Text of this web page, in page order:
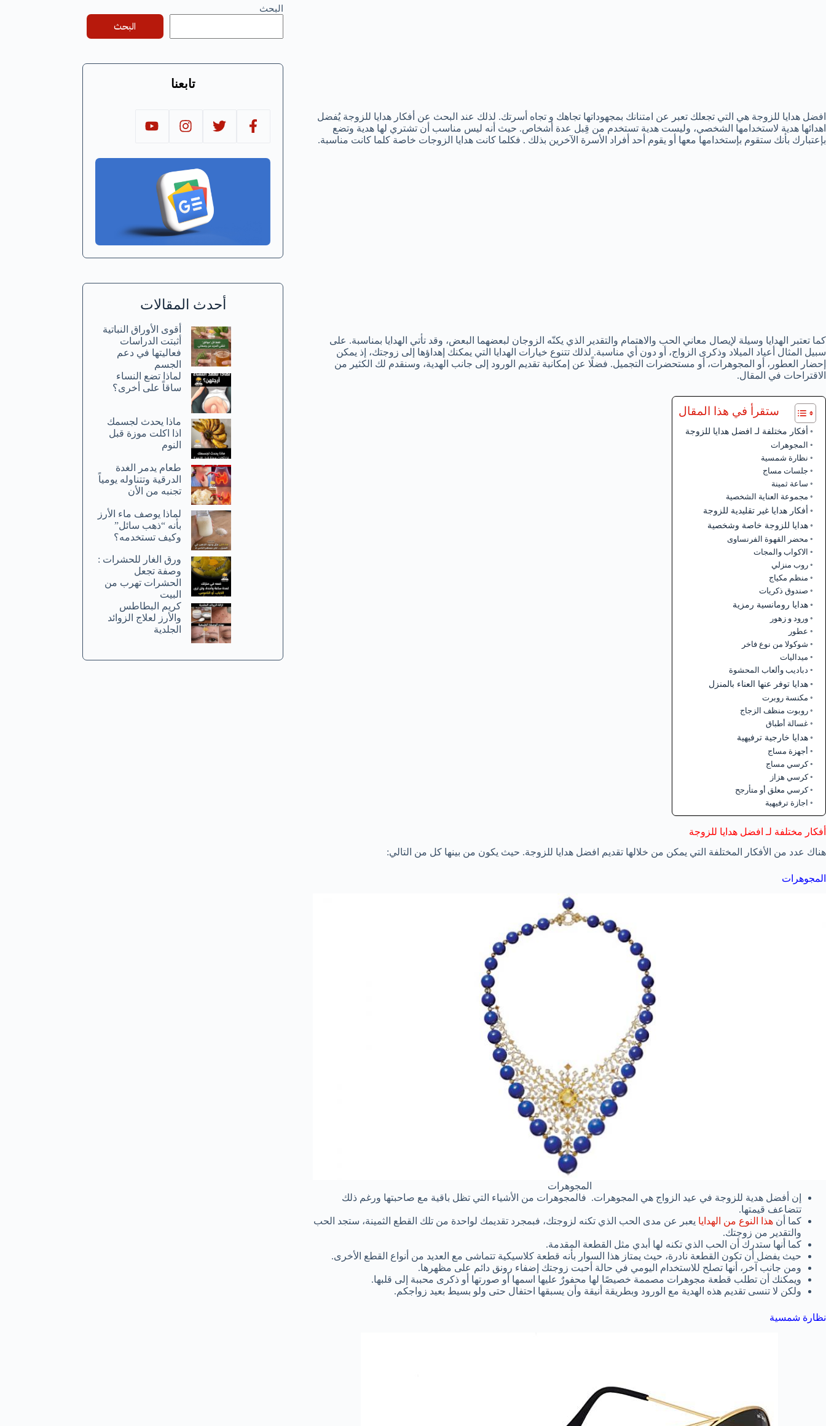
افضل هدايا للزوجة هي التي تجعلك تعبر عن امتنانك بمجهوداتها تجاهك و تجاه أسرتك. لذلك عند البحث عن أفكار هدايا للزوجة يُفضل
اهدائها هدية لاستخدامها الشخصي، وليست هدية تستخدم من قِبل عدة أشخاص. حيث أنه ليس مناسب أن تشتري لها هدية وتضع
بإعتبارك بأنك ستقوم بإستخدامها معها أو يقوم أحد أفراد الأسرة الآخرين بذلك . فكلما كانت هدايا الزوجات خاصة كلما كانت مناسبة.
كما تعتبر الهدايا وسيلة لإيصال معاني الحب والاهتمام والتقدير الذي يكنّه الزوجان لبعضهما البعض، وقد تأتي الهدايا بمناسبة. على
سبيل المثال أعياد الميلاد وذكرى الزواج، أو دون أي مناسبة. لذلك تتنوع خيارات الهدايا التي يمكنك إهداؤها إلى زوجتك، إذ يمكن
إحضار العطور، أو المجوهرات، أو مستحضرات التجميل. فضلًا عن إمكانية تقديم الورود إلى جانب الهدية، وسنقدم لك الكثير من
الاقتراحات في المقال.
ستقرأ في هذا المقال
أفكار مختلفة لـ افضل هدايا للزوجة
المجوهرات
نظارة شمسية
جلسات مساج
ساعة ثمينة
مجموعة العناية الشخصية
أفكار هدايا غير تقليدية للزوجة
هدايا للزوجة خاصة وشخصية
محضر القهوة الفرنساوى
الاكواب والمجات
روب منزلي
منظم مكياج
صندوق ذكريات
هدايا رومانسية رمزية
ورود و زهور
عطور
شوكولا من نوع فاخر
ميداليات
دباديب وألعاب المحشوة
هدايا توفر عنها العناء بالمنزل
مكنسة روبرت
روبوت منظف الزجاج
غسالة أطباق
هدايا خارجية ترفيهية
أجهزة مساج
كرسي مساج
كرسي هزاز
كرسي معلق أو متأرجح
اجازة ترفيهية
أفكار مختلفة لـ افضل هدايا للزوجة
هناك عدد من الأفكار المختلفة التي يمكن من خلالها تقديم افضل هدايا للزوجة. حيث يكون من بينها كل من التالي:
المجوهرات
المجوهرات
إن أفضل هدية للزوجة في عيد الزواج هي المجوهرات. فالمجوهرات من الأشياء التي تظل باقية مع صاحبتها ورغم ذلك
تتضاعف قيمتها.
كما أن هذا النوع من الهدايا يعبر عن مدى الحب الذي تكنه لزوجتك، فبمجرد تقديمك لواحدة من تلك القطع الثمينة، ستجد الحب
والتقدير من زوجتك.
كما أنها ستدرك أن الحب الذي تكنه لها أبدي مثل القطعة المقدمة.
حيث يفضل أن تكون القطعة نادرة، حيث يمتاز هذا السوار بأنه قطعة كلاسيكية تتماشى مع العديد من أنواع القطع الأخرى.
ومن جانب آخر، أنها تصلح للاستخدام اليومي في حالة أحبت زوجتك إضفاء رونق دائم على مظهرها.
ويمكنك أن تطلب قطعة مجوهرات مصممة خصيصًا لها محفورٌ عليها اسمها أو صورتها أو ذكرى محببة إلى قلبها.
ولكن لا تنسى تقديم هذه الهدية مع الورود وبطريقة أنيقة وأن يسبقها احتفال حتى ولو بسيط بعيد زواجكم.
نظارة شمسية
البحث
البحث
تابعنا
أحدث المقالات
أقوى الأوراق النباتية
أثبتت الدراسات
فعاليتها في دعم
الجسم
لماذا تضع النساء
ساقاً على أخرى؟
ماذا يحدث لجسمك
اذا اكلت موزة قبل
النوم
طعام يدمر الغدة
الدرقية وتتناوله يومياً
تجنبه من الأن
لماذا يوصف ماء الأرز
بأنه “ذهب سائل”
وكيف تستخدمه؟
ورق الغار للحشرات :
وصفة تجعل
الحشرات تهرب من
البيت
كريم البطاطس
والأرز لعلاج الزوائد
الجلدية